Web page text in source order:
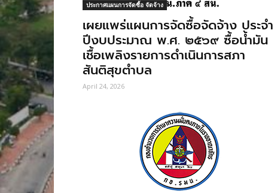
ประกาศแผนการจัดซื้อ จัดจ้าง
เผยแพร่แผนการจัดซื้อจัดจ้าง ประจํา
ปีงบประมาณ พ.ศ. ๒๕๖๙ ซื้อน้ำมัน
เชื้อเพลิงรายการดำเนินการสภา
สันติสุขตำบล
April 24, 2026